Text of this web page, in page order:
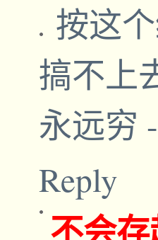
按这
搞不上
永远穷 -
Reply